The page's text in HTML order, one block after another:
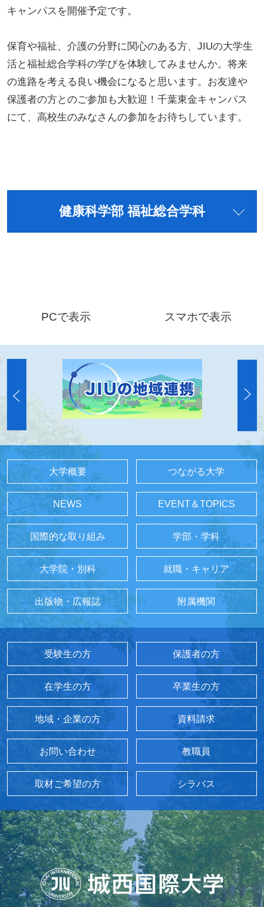
キャンパスを開催予定です。
保育や福祉、介護の分野に関心のある方、JIUの大学生
活と福祉総合学科の学びを体験してみませんか。将来
の進路を考える良い機会になると思います。お友達や
保護者の方とのご参加も大歓迎！千葉東金キャンパス
にて、高校生のみなさんの参加をお待ちしています。
健康科学部 福祉総合学科
PCで表示 スマホで表示
大学概要 つながる大学
NEWS EVENT＆TOPICS
国際的な取り組み 学部・学科
大学院・別科 就職・キャリア
出版物・広報誌 附属機関
受験生の方 保護者の方
在学生の方 卒業生の方
地域・企業の方 資料請求
お問い合わせ 教職員
取材ご希望の方 シラバス